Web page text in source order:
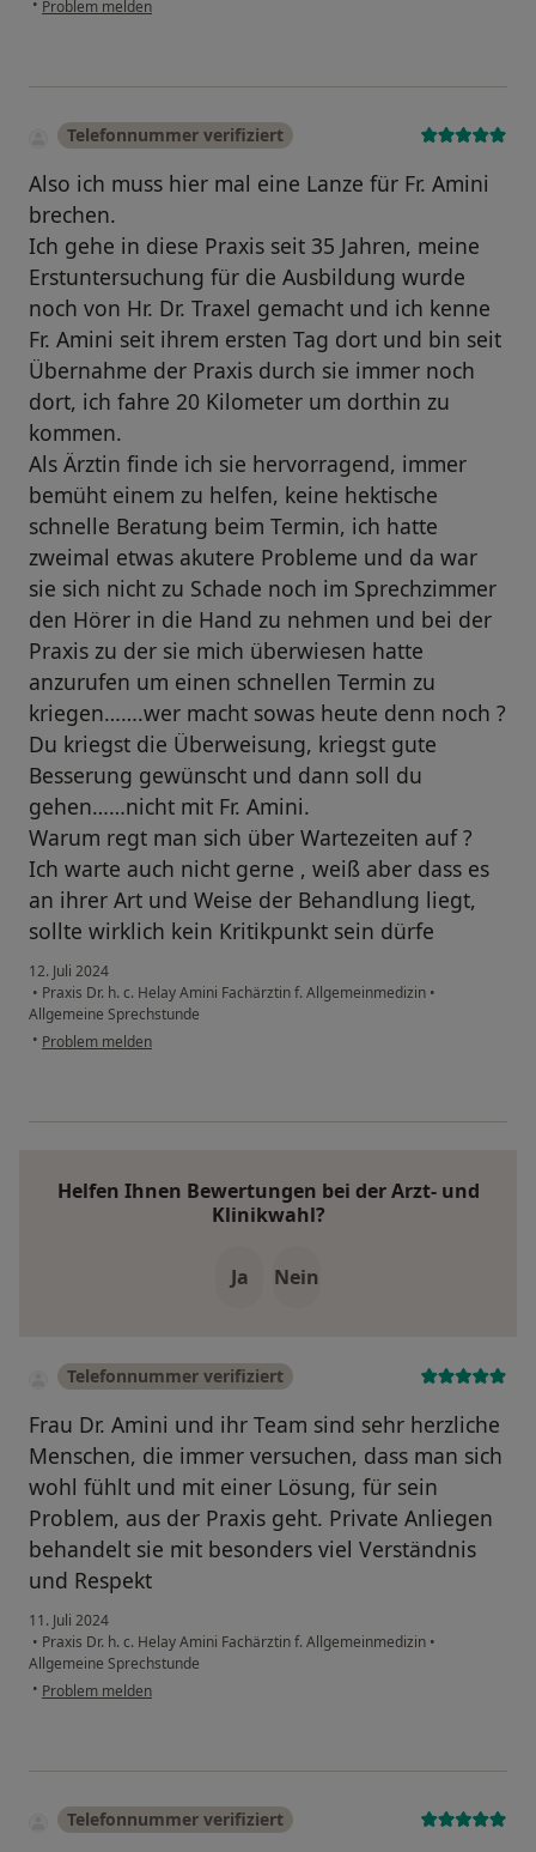
• Problem melden
Telefonnummer verifiziert
Also ich muss hier mal eine Lanze für Fr. Amini
brechen.
Ich gehe in diese Praxis seit 35 Jahren, meine
Erstuntersuchung für die Ausbildung wurde
noch von Hr. Dr. Traxel gemacht und ich kenne
Fr. Amini seit ihrem ersten Tag dort und bin seit
Übernahme der Praxis durch sie immer noch
dort, ich fahre 20 Kilometer um dorthin zu
kommen.
Als Ärztin finde ich sie hervorragend, immer
bemüht einem zu helfen, keine hektische
schnelle Beratung beim Termin, ich hatte
zweimal etwas akutere Probleme und da war
sie sich nicht zu Schade noch im Sprechzimmer
den Hörer in die Hand zu nehmen und bei der
Praxis zu der sie mich überwiesen hatte
anzurufen um einen schnellen Termin zu
kriegen…….wer macht sowas heute denn noch ?
Du kriegst die Überweisung, kriegst gute
Besserung gewünscht und dann soll du
gehen……nicht mit Fr. Amini.
Warum regt man sich über Wartezeiten auf ?
Ich warte auch nicht gerne , weiß aber dass es
an ihrer Art und Weise der Behandlung liegt,
sollte wirklich kein Kritikpunkt sein dürfe
12. Juli 2024
• Praxis Dr. h. c. Helay Amini Fachärztin f. Allgemeinmedizin •
Allgemeine Sprechstunde
• Problem melden
Helfen Ihnen Bewertungen bei der Arzt- und
Klinikwahl?
Ja Nein
Telefonnummer verifiziert
Frau Dr. Amini und ihr Team sind sehr herzliche
Menschen, die immer versuchen, dass man sich
wohl fühlt und mit einer Lösung, für sein
Problem, aus der Praxis geht. Private Anliegen
behandelt sie mit besonders viel Verständnis
und Respekt
11. Juli 2024
• Praxis Dr. h. c. Helay Amini Fachärztin f. Allgemeinmedizin •
Allgemeine Sprechstunde
• Problem melden
Telefonnummer verifiziert